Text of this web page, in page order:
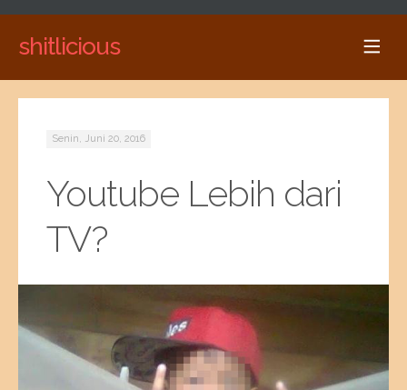
shitlicious
Senin, Juni 20, 2016
Youtube Lebih dari
TV?